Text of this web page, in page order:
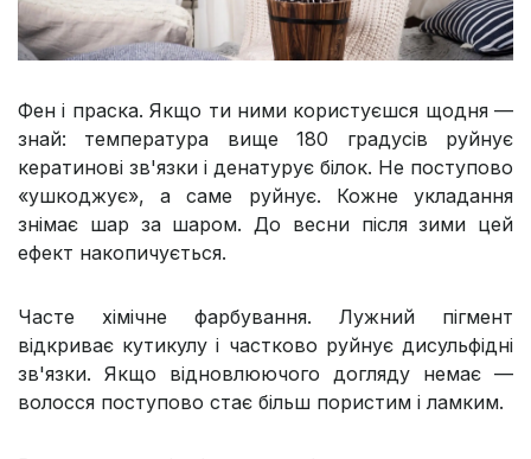
Фен і праска. Якщо ти ними користуєшся щодня —
знай: температура вище 180 градусів руйнує
кератинові зв'язки і денатурує білок. Не поступово
«ушкоджує», а саме руйнує. Кожне укладання
знімає шар за шаром. До весни після зими цей
ефект накопичується.
Часте хімічне фарбування. Лужний пігмент
відкриває кутикулу і частково руйнує дисульфідні
зв'язки. Якщо відновлюючого догляду немає —
волосся поступово стає більш пористим і ламким.